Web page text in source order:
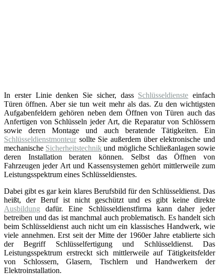
In erster Linie denken Sie sicher, dass Schlüsseldienste einfach
Türen öffnen. Aber sie tun weit mehr als das. Zu den wichtigsten
Aufgabenfeldern gehören neben dem Öffnen von Türen auch das
Anfertigen von Schlüsseln jeder Art, die Reparatur von Schlössern
sowie deren Montage und auch beratende Tätigkeiten. Ein
Schlüsseldienstmonteur sollte Sie außerdem über elektronische und
mechanische Sicherheitstechnik und mögliche Schließanlagen sowie
deren Installation beraten können. Selbst das Öffnen von
Fahrzeugen jeder Art und Kassensystemen gehört mittlerweile zum
Leistungsspektrum eines Schlüsseldienstes.
Dabei gibt es gar kein klares Berufsbild für den Schlüsseldienst. Das
heißt, der Beruf ist nicht geschützt und es gibt keine direkte
Ausbildung dafür. Eine Schlüsseldienstfirma kann daher jeder
betreiben und das ist manchmal auch problematisch. Es handelt sich
beim Schlüsseldienst auch nicht um ein klassisches Handwerk, wie
viele annehmen. Erst seit der Mitte der 1960er Jahre etablierte sich
der Begriff Schlüsselfertigung und Schlüsseldienst. Das
Leistungsspektrum erstreckt sich mittlerweile auf Tätigkeitsfelder
von Schlossern, Glasern, Tischlern und Handwerkern der
Elektroinstallation.